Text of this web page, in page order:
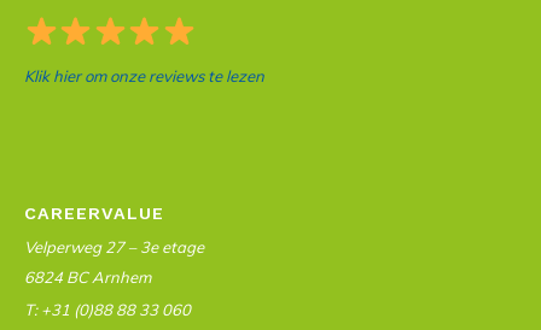
Klik hier om onze reviews te lezen
CAREERVALUE
Velperweg 27 – 3e etage
6824 BC Arnhem
T: +31 (0)88 88 33 060